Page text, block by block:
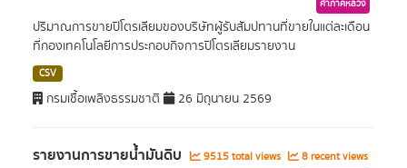
ค่าภาคหลวง
ปริมาณการขายปิโตรเลียมของบริษัทผู้รับสัมปทานที่ขายในแต่ละเดือน
ที่กองเทคโนโลยีการประกอบกิจการปิโตรเลียมรายงาน
CSV
กรมเชื้อเพลิงธรรมชาติ 26 มิถุนายน 2569
รายงานการขายน้ำมันดิบ 9515 total views 8 recent views